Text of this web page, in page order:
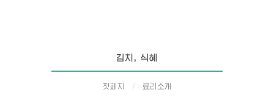
김치, 식혜
첫페지 료리소개